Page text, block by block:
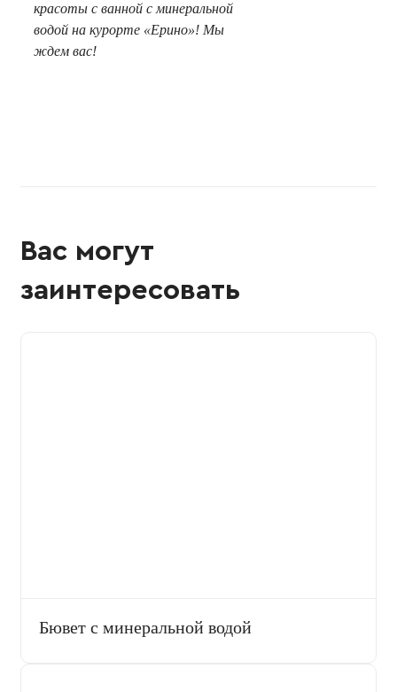
красоты с ванной с минеральной
водой на курорте «Ерино»! Мы
ждем вас!
Вас могут
заинтересовать
Бювет с минеральной водой